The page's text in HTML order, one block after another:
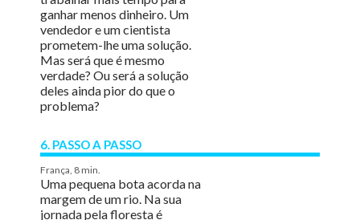
ganhar menos dinheiro. Um
vendedor e um cientista
prometem-lhe uma solução.
Mas será que é mesmo
verdade? Ou será a solução
deles ainda pior do que o
problema?
6. PASSO A PASSO
França, 8 min.
Uma pequena bota acorda na
margem de um rio. Na sua
jornada pela floresta é